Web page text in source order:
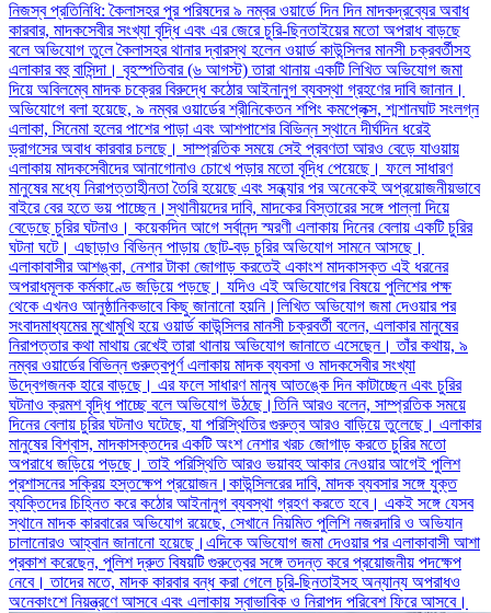
নিজস্ব প্রতিনিধি: কৈলাসহর পুর পরিষদের ৯ নম্বর ওয়ার্ডে দিন দিন মাদকদ্রব্যের অবাধ
কারবার, মাদকসেবীর সংখ্যা বৃদ্ধি এবং এর জেরে চুরি-ছিনতাইয়ের মতো অপরাধ বাড়ছে
বলে অভিযোগ তুলে কৈলাসহর থানার দ্বারস্থ হলেন ওয়ার্ড কাউন্সিলর মানসী চক্রবর্তীসহ
এলাকার বহু বাসিন্দা। বৃহস্পতিবার (৬ আগস্ট) তারা থানায় একটি লিখিত অভিযোগ জমা
দিয়ে অবিলম্বে মাদক চক্রের বিরুদ্ধে কঠোর আইনানুগ ব্যবস্থা গ্রহণের দাবি জানান।
অভিযোগে বলা হয়েছে, ৯ নম্বর ওয়ার্ডের শ্রীনিকেতন শপিং কমপ্লেক্স, শ্মশানঘাট সংলগ্ন
এলাকা, সিনেমা হলের পাশের পাড়া এবং আশপাশের বিভিন্ন স্থানে দীর্ঘদিন ধরেই
ড্রাগসের অবাধ কারবার চলছে। সাম্প্রতিক সময়ে সেই প্রবণতা আরও বেড়ে যাওয়ায়
এলাকায় মাদকসেবীদের আনাগোনাও চোখে পড়ার মতো বৃদ্ধি পেয়েছে। ফলে সাধারণ
মানুষের মধ্যে নিরাপত্তাহীনতা তৈরি হয়েছে এবং সন্ধ্যার পর অনেকেই অপ্রয়োজনীয়ভাবে
বাইরে বের হতে ভয় পাচ্ছেন।স্থানীয়দের দাবি, মাদকের বিস্তারের সঙ্গে পাল্লা দিয়ে
বেড়েছে চুরির ঘটনাও। কয়েকদিন আগে সর্বানন্দ স্মরণী এলাকায় দিনের বেলায় একটি চুরির
ঘটনা ঘটে। এছাড়াও বিভিন্ন পাড়ায় ছোট-বড় চুরির অভিযোগ সামনে আসছে।
এলাকাবাসীর আশঙ্কা, নেশার টাকা জোগাড় করতেই একাংশ মাদকাসক্ত এই ধরনের
অপরাধমূলক কর্মকাণ্ডে জড়িয়ে পড়ছে। যদিও এই অভিযোগের বিষয়ে পুলিশের পক্ষ
থেকে এখনও আনুষ্ঠানিকভাবে কিছু জানানো হয়নি।লিখিত অভিযোগ জমা দেওয়ার পর
সংবাদমাধ্যমের মুখোমুখি হয়ে ওয়ার্ড কাউন্সিলর মানসী চক্রবর্তী বলেন, এলাকার মানুষের
নিরাপত্তার কথা মাথায় রেখেই তারা থানায় অভিযোগ জানাতে এসেছেন। তাঁর কথায়, ৯
নম্বর ওয়ার্ডের বিভিন্ন গুরুত্বপূর্ণ এলাকায় মাদক ব্যবসা ও মাদকসেবীর সংখ্যা
উদ্বেগজনক হারে বাড়ছে। এর ফলে সাধারণ মানুষ আতঙ্কে দিন কাটাচ্ছেন এবং চুরির
ঘটনাও ক্রমশ বৃদ্ধি পাচ্ছে বলে অভিযোগ উঠছে।তিনি আরও বলেন, সাম্প্রতিক সময়ে
দিনের বেলায় চুরির ঘটনাও ঘটেছে, যা পরিস্থিতির গুরুত্ব আরও বাড়িয়ে তুলেছে। এলাকার
মানুষের বিশ্বাস, মাদকাসক্তদের একটি অংশ নেশার খরচ জোগাড় করতে চুরির মতো
অপরাধে জড়িয়ে পড়ছে। তাই পরিস্থিতি আরও ভয়াবহ আকার নেওয়ার আগেই পুলিশ
প্রশাসনের সক্রিয় হস্তক্ষেপ প্রয়োজন।কাউন্সিলরের দাবি, মাদক ব্যবসার সঙ্গে যুক্ত
ব্যক্তিদের চিহ্নিত করে কঠোর আইনানুগ ব্যবস্থা গ্রহণ করতে হবে। একই সঙ্গে যেসব
স্থানে মাদক কারবারের অভিযোগ রয়েছে, সেখানে নিয়মিত পুলিশি নজরদারি ও অভিযান
চালানোরও আহ্বান জানানো হয়েছে।এদিকে অভিযোগ জমা দেওয়ার পর এলাকাবাসী আশা
প্রকাশ করেছেন, পুলিশ দ্রুত বিষয়টি গুরুত্বের সঙ্গে তদন্ত করে প্রয়োজনীয় পদক্ষেপ
নেবে। তাদের মতে, মাদক কারবার বন্ধ করা গেলে চুরি-ছিনতাইসহ অন্যান্য অপরাধও
অনেকাংশে নিয়ন্ত্রণে আসবে এবং এলাকায় স্বাভাবিক ও নিরাপদ পরিবেশ ফিরে আসবে।